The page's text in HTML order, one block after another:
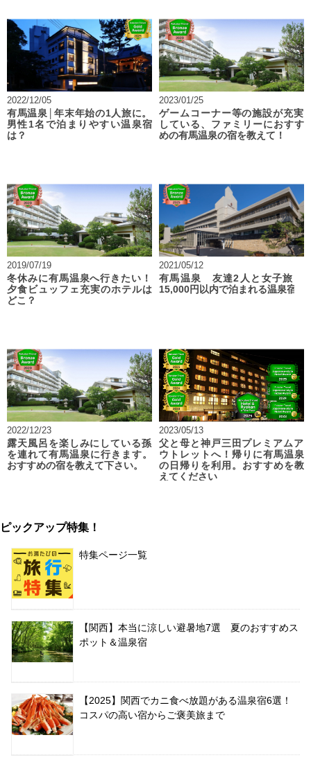
2022/12/05
有馬温泉│年末年始の1人旅に。
男性1名で泊まりやすい温泉宿
は？
2023/01/25
ゲームコーナー等の施設が充実
している、ファミリーにおすす
めの有馬温泉の宿を教えて！
2019/07/19
冬休みに有馬温泉へ行きたい！
夕食ビュッフェ充実のホテルは
どこ？
2021/05/12
有馬温泉 友達2人と女子旅
15,000円以内で泊まれる温泉宿
2022/12/23
露天風呂を楽しみにしている孫
を連れて有馬温泉に行きます。
おすすめの宿を教えて下さい。
2023/05/13
父と母と神戸三田プレミアムア
ウトレットへ！帰りに有馬温泉
の日帰りを利用。おすすめを教
えてください
ピックアップ特集！
特集ページ一覧
【関西】本当に涼しい避暑地7選 夏のおすすめス
ポット＆温泉宿
【2025】関西でカニ食べ放題がある温泉宿6選！
コスパの高い宿からご褒美旅まで